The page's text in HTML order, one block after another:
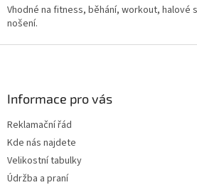
v
v
Vhodné na fitness, běhání, workout, halové
nošení.
Informace pro vás
Reklamační řád
Kde nás najdete
Velikostní tabulky
Údržba a praní